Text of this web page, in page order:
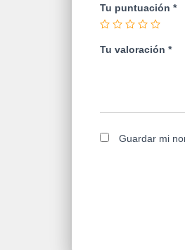
Tu puntuación *
Tu valoración *
Guardar mi